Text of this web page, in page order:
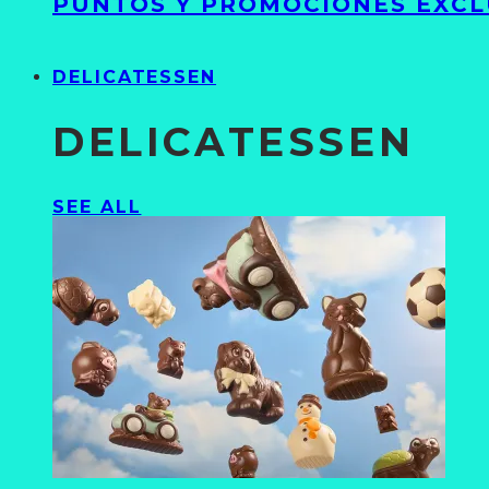
DELICATESSEN
DELICATESSEN
SEE ALL